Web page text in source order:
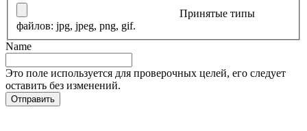
Принятые типы
файлов: jpg, jpeg, png, gif.
Name
Это поле используется для проверочных целей, его следует
оставить без изменений.